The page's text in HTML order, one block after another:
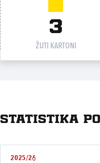
3
ŽUTI KARTONI
Statistika po
2025/26